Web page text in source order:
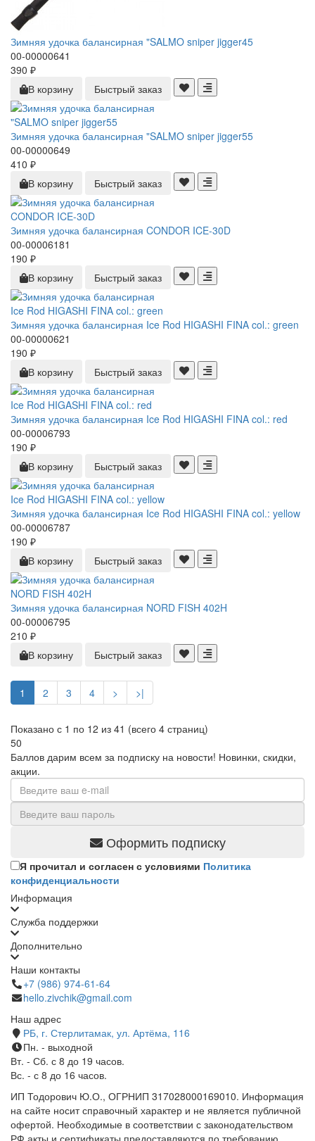
Зимняя удочка балансирная "SALMO sniper jigger45
00-00000641
390 ₽
В корзину
Быстрый заказ
Зимняя удочка балансирная "SALMO sniper jigger55
00-00000649
410 ₽
В корзину
Быстрый заказ
Зимняя удочка балансирная CONDOR ICE-30D
00-00006181
190 ₽
В корзину
Быстрый заказ
Зимняя удочка балансирная Ice Rod HIGASHI FINA col.: green
00-00000621
190 ₽
В корзину
Быстрый заказ
Зимняя удочка балансирная Ice Rod HIGASHI FINA col.: red
00-00006793
190 ₽
В корзину
Быстрый заказ
Зимняя удочка балансирная Ice Rod HIGASHI FINA col.: yellow
00-00006787
190 ₽
В корзину
Быстрый заказ
Зимняя удочка балансирная NORD FISH 402H
00-00006795
210 ₽
В корзину
Быстрый заказ
1 2 3 4 > >|
Показано с 1 по 12 из 41 (всего 4 страниц)
50
Баллов дарим всем за подписку на новости! Новинки, скидки,
акции.
Оформить подписку
Я прочитал и согласен с условиями Политика
конфиденциальности
Информация
Служба поддержки
Дополнительно
Наши контакты
+7 (986) 974-61-64
hello.zivchik@gmail.com
Наш адрес
РБ, г. Стерлитамак, ул. Артёма, 116
Пн. - выходной
Вт. - Сб. с 8 до 19 часов.
Вс. - с 8 до 16 часов.
ИП Тодорович Ю.О., ОГРНИП 317028000169010. Информация
на сайте носит справочный характер и не является публичной
офертой. Необходимые в соответствии с законодательством
РФ акты и сертификаты предоставляются по требованию.